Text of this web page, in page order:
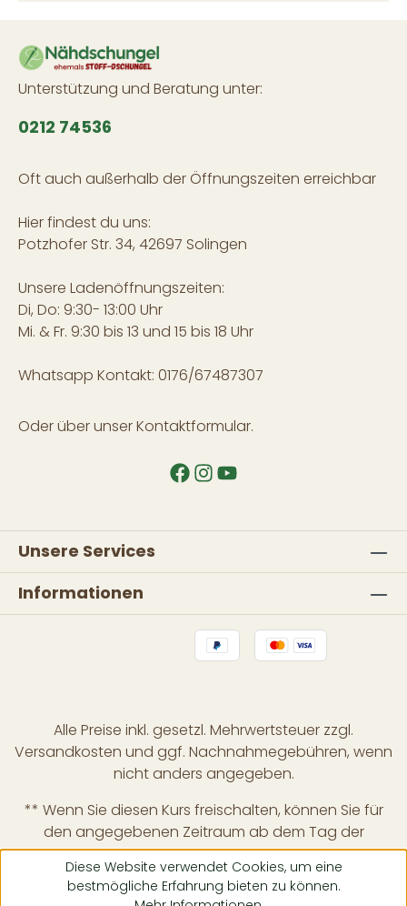
Unterstützung und Beratung unter:
0212 74536
Oft auch außerhalb der Öffnungszeiten erreichbar
Hier findest du uns:
Potzhofer Str. 34, 42697 Solingen
Unsere Ladenöffnungszeiten:
Di, Do: 9:30- 13:00 Uhr
Mi. & Fr. 9:30 bis 13 und 15 bis 18 Uhr
Whatsapp Kontakt: 0176/67487307
Oder über unserKontaktformular.
Unsere Services
Informationen
Alle Preise inkl. gesetzl. Mehrwertsteuer zzgl.
Versandkosten und ggf. Nachnahmegebühren, wenn
nicht anders angegeben.
** Wenn Sie diesen Kurs freischalten, können Sie für
den angegebenen Zeitraum ab dem Tag der
Freischaltung auf alle vom Tutor bereitgestellten
Inhalte und digitalen Lernmaterialien innerhalb dieses
Kurses zugreifen. Wenn Sie diesen Kurs für mehr als
Diese Website verwendet Cookies, um eine
bestmögliche Erfahrung bieten zu können.